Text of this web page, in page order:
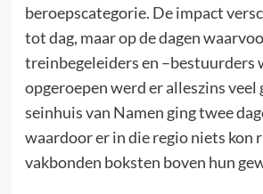
beroepscategorie. De impact
tot dag, maar op de dagen
treinbegeleiders en –bestuurders
opgeroepen werd er alleszins veel
seinhuis van Namen ging twee
waardoor er in die regio niets kon
vakbonden boksten boven hun